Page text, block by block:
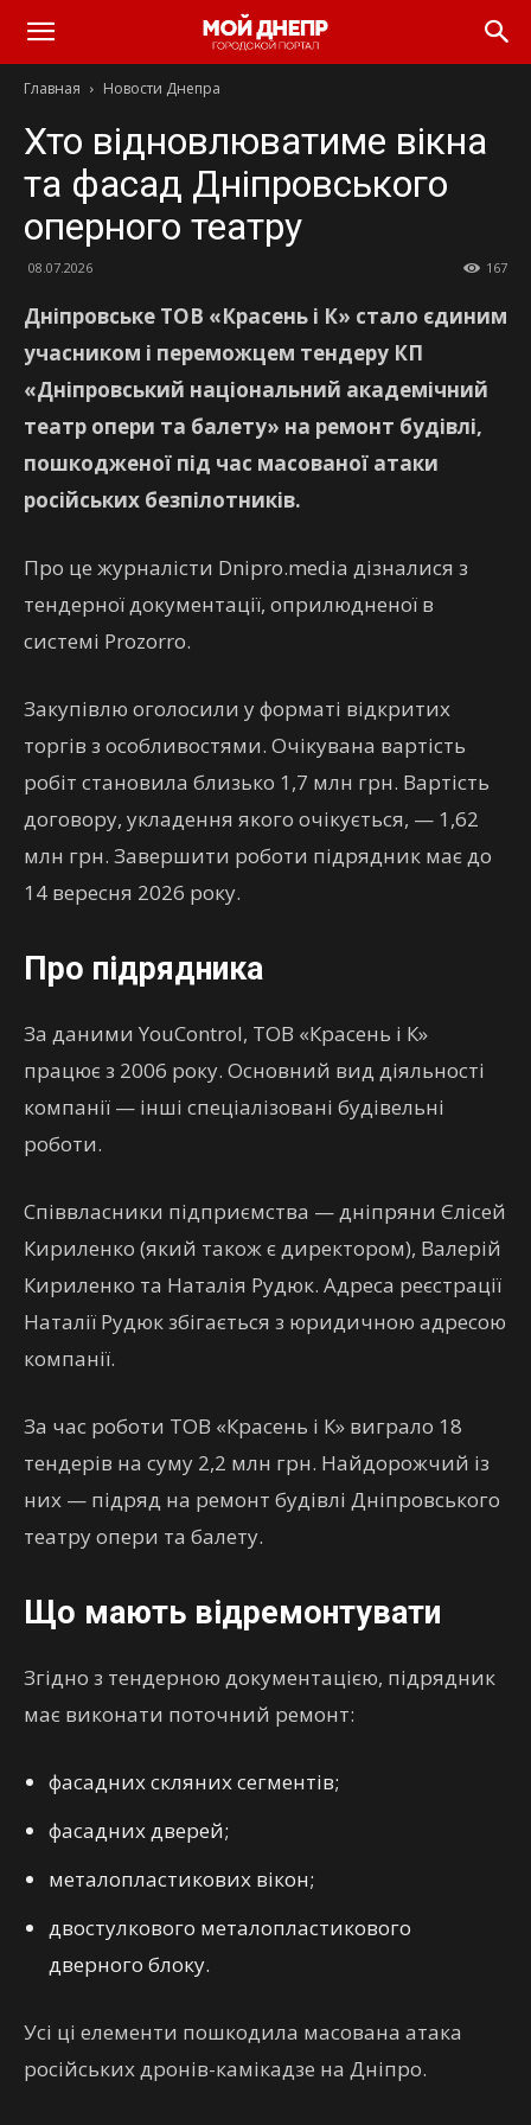
Главная Новости Днепра
Хто відновлюватиме вікна
та фасад Дніпровського
оперного театру
08.07.2026 167
Дніпровське ТОВ «Красень і К» стало єдиним
учасником і переможцем тендеру КП
«Дніпровський національний академічний
театр опери та балету» на ремонт будівлі,
пошкодженої під час масованої атаки
російських безпілотників.
Про це журналісти Dnipro.media дізналися з
тендерної документації, оприлюдненої в
системі Prozorro.
Закупівлю оголосили у форматі відкритих
торгів з особливостями. Очікувана вартість
робіт становила близько 1,7 млн грн. Вартість
договору, укладення якого очікується, — 1,62
млн грн. Завершити роботи підрядник має до
14 вересня 2026 року.
Про підрядника
За даними YouControl, ТОВ «Красень і К»
працює з 2006 року. Основний вид діяльності
компанії — інші спеціалізовані будівельні
роботи.
Співвласники підприємства — дніпряни Єлісей
Кириленко (який також є директором), Валерій
Кириленко та Наталія Рудюк. Адреса реєстрації
Наталії Рудюк збігається з юридичною адресою
компанії.
За час роботи ТОВ «Красень і К» виграло 18
тендерів на суму 2,2 млн грн. Найдорожчий із
них — підряд на ремонт будівлі Дніпровського
театру опери та балету.
Що мають відремонтувати
Згідно з тендерною документацією, підрядник
має виконати поточний ремонт:
фасадних скляних сегментів;
фасадних дверей;
металопластикових вікон;
двостулкового металопластикового
дверного блоку.
Усі ці елементи пошкодила масована атака
російських дронів-камікадзе на Дніпро.